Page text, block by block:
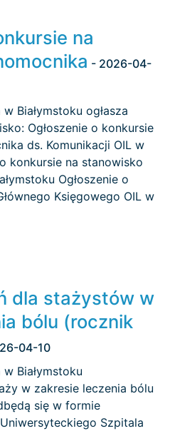
na
- 2026-04-
Białymstoku ogłasza
Ogłoszenie o konkursie
ds. Komunikacji OIL w
konkursie na stanowisko
Ogłoszenie o
Księgowego OIL w
dla stażystów w
bólu (rocznik
04-10
Białymstoku
w zakresie leczenia bólu
się w formie
Szpitala